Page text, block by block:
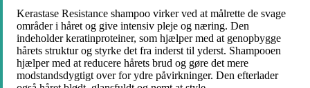
Kerastase Resistance shampoo virker ved at målrette de svage
områder i håret og give intensiv pleje og næring. Den
indeholder keratinproteiner, som hjælper med at genopbygge
hårets struktur og styrke det fra inderst til yderst. Shampooen
hjælper med at reducere hårets brud og gøre det mere
modstandsdygtigt over for ydre påvirkninger. Den efterlader